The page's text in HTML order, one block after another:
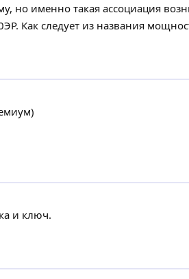
но именно такая ассоциация
Как следует из названия
и ключ.